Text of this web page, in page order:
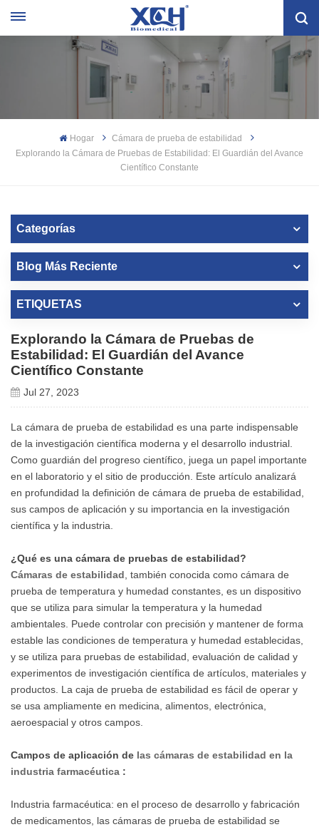
Hogar
Cámara de prueba de estabilidad
Explorando la Cámara de Pruebas de Estabilidad: El Guardián del Avance
Científico Constante
Categorías
Blog Más Reciente
ETIQUETAS
Explorando la Cámara de Pruebas de
Estabilidad: El Guardián del Avance
Científico Constante
Jul 27, 2023
La cámara de prueba de estabilidad es una parte indispensable
de la investigación científica moderna y el desarrollo industrial.
Como guardián del progreso científico, juega un papel importante
en el laboratorio y el sitio de producción. Este artículo analizará
en profundidad la definición de cámara de prueba de estabilidad,
sus campos de aplicación y su importancia en la investigación
científica y la industria.
¿Qué es una cámara de pruebas de estabilidad?
Cámaras de estabilidad , también conocida como cámara de
prueba de temperatura y humedad constantes, es un dispositivo
que se utiliza para simular la temperatura y la humedad
ambientales. Puede controlar con precisión y mantener de forma
estable las condiciones de temperatura y humedad establecidas,
y se utiliza para pruebas de estabilidad, evaluación de calidad y
experimentos de investigación científica de artículos, materiales y
productos. La caja de prueba de estabilidad es fácil de operar y
se usa ampliamente en medicina, alimentos, electrónica,
aeroespacial y otros campos.
Campos de aplicación de las cámaras de estabilidad en la
industria farmacéutica :
Industria farmacéutica: en el proceso de desarrollo y fabricación
de medicamentos, las cámaras de prueba de estabilidad se